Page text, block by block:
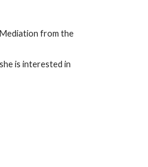
from the
is interested in